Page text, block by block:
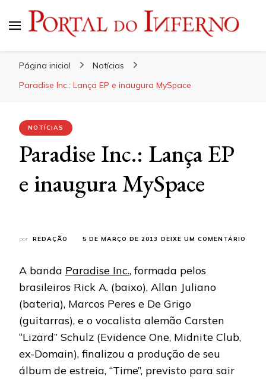
Página inicial
Notícias
Paradise Inc.: Lança EP e inaugura MySpace
NOTÍCIAS
Paradise Inc.: Lança EP
e inaugura MySpace
por REDAÇÃO 5 DE MARÇO DE 2013 DEIXE UM COMENTÁRIO
A banda Paradise Inc., formada pelos
brasileiros Rick A. (baixo), Allan Juliano
(bateria), Marcos Peres e De Grigo
(guitarras), e o vocalista alemão Carsten
“Lizard” Schulz (Evidence One, Midnite Club,
ex-Domain), finalizou a produção de seu
álbum de estreia, “Time”, previsto para sair